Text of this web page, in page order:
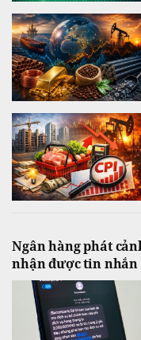
Ngân hàng phát
nhận được tin nhắn